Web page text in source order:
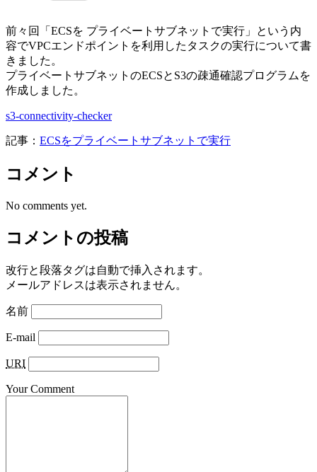
前々回「ECSを プライベートサブネットで実行」という内
容でVPCエンドポイントを利用したタスクの実行について書
きました。
プライベートサブネットのECSとS3の疎通確認プログラムを
作成しました。
s3-connectivity-checker
記事： ECSをプライベートサブネットで実行
コメント
No comments yet.
コメントの投稿
改行と段落タグは自動で挿入されます。
メールアドレスは表示されません。
名前
E-mail
URI
Your Comment